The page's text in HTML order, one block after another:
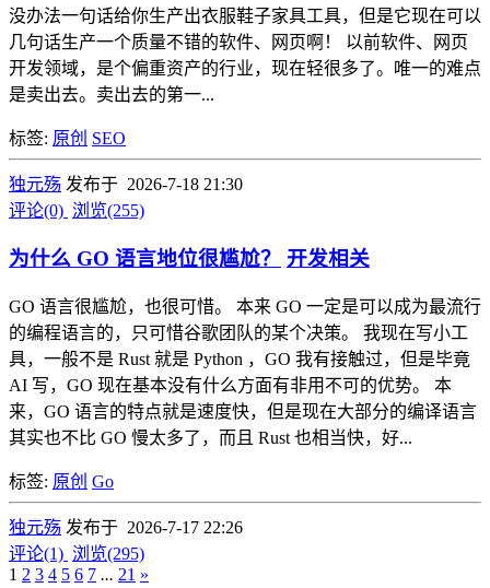
没办法一句话给你生产出衣服鞋子家具工具，但是它现在可以
几句话生产一个质量不错的软件、网页啊！ 以前软件、网页
开发领域，是个偏重资产的行业，现在轻很多了。唯一的难点
是卖出去。卖出去的第一...
标签: 原创 SEO
独元殇 发布于 2026-7-18 21:30
评论(0) 浏览(255)
为什么 GO 语言地位很尴尬？ 开发相关
GO 语言很尴尬，也很可惜。 本来 GO 一定是可以成为最流行
的编程语言的，只可惜谷歌团队的某个决策。 我现在写小工
具，一般不是 Rust 就是 Python ，GO 我有接触过，但是毕竟
AI 写，GO 现在基本没有什么方面有非用不可的优势。 本
来，GO 语言的特点就是速度快，但是现在大部分的编译语言
其实也不比 GO 慢太多了，而且 Rust 也相当快，好...
标签: 原创 Go
独元殇 发布于 2026-7-17 22:26
评论(1) 浏览(295)
1 2 3 4 5 6 7 ... 21 »